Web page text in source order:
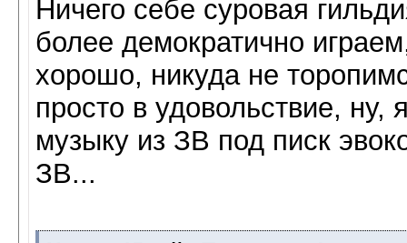
Ничего себе суровая
более демократично
хорошо, никуда не
просто в удовольствие,
музыку из ЗВ под писк
ЗВ...